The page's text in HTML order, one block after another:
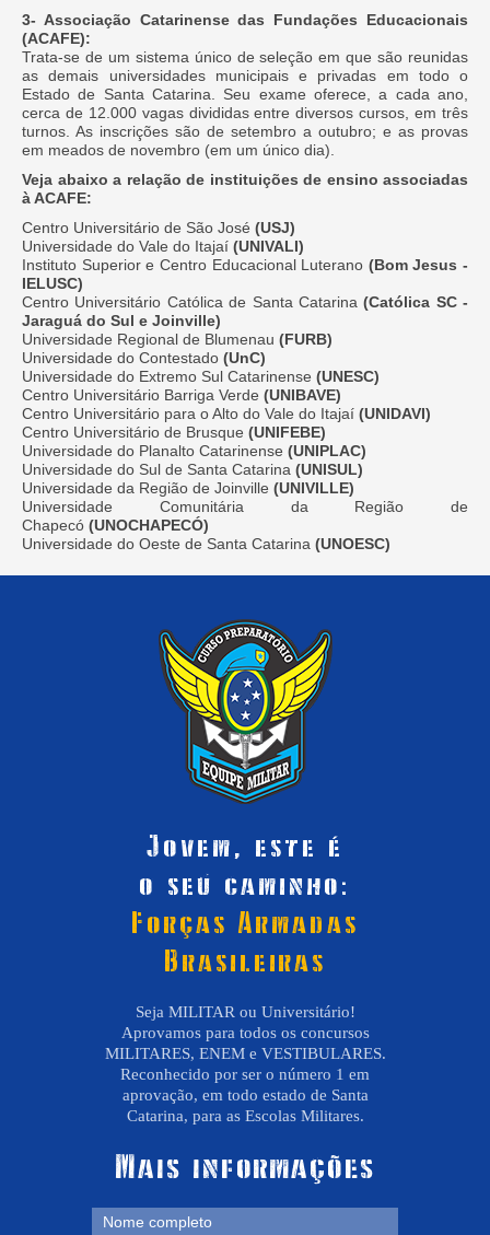
3- Associação Catarinense das Fundações Educacionais
(ACAFE):
Trata-se de um sistema único de seleção em que são reunidas
as demais universidades municipais e privadas em todo o
Estado de Santa Catarina. Seu exame oferece, a cada ano,
cerca de 12.000 vagas divididas entre diversos cursos, em três
turnos. As inscrições são de setembro a outubro; e as provas
em meados de novembro (em um único dia).
Veja abaixo a relação de instituições de ensino associadas
à ACAFE:
Centro Universitário de São José (USJ)
Universidade do Vale do Itajaí (UNIVALI)
Instituto Superior e Centro Educacional Luterano (Bom Jesus -
IELUSC)
Centro Universitário Católica de Santa Catarina(Católica SC -
Jaraguá do Sul e Joinville)
Universidade Regional de Blumenau (FURB)
Universidade do Contestado (UnC)
Universidade do Extremo Sul Catarinense (UNESC)
Centro Universitário Barriga Verde (UNIBAVE)
Centro Universitário para o Alto do Vale do Itajaí (UNIDAVI)
Centro Universitário de Brusque (UNIFEBE)
Universidade do Planalto Catarinense (UNIPLAC)
Universidade do Sul de Santa Catarina (UNISUL)
Universidade da Região de Joinville (UNIVILLE)
Universidade Comunitária da Região de
Chapecó (UNOCHAPECÓ)
Universidade do Oeste de Santa Catarina (UNOESC)
Jovem, este é
o seu caminho:
Forças Armadas
Brasileiras
Seja MILITAR ou Universitário!
Aprovamos para todos os concursos
MILITARES, ENEM e VESTIBULARES.
Reconhecido por ser o número 1 em
aprovação, em todo estado de Santa
Catarina, para as Escolas Militares.
Mais informações